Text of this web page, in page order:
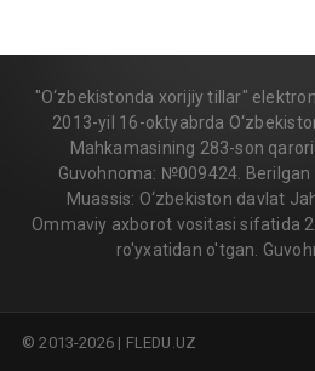
"O‘zbekistonda xorijiy tillar"
2013-yil 16-oktyabrda
Mahkamasining 283-son
Guvohnoma: №009424. Berilgan
Muassis: O‘zbekiston davlat
Ommaviy axborot vositasi sifatida
ro'yxatidan o'tgan.
© 2013-2026 | FLEDU.UZ